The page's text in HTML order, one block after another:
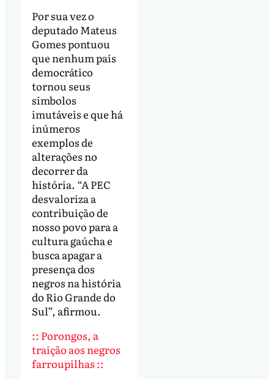
Por sua vez o
deputado Mateus
Gomes pontuou
que nenhum país
democrático
tornou seus
símbolos
imutáveis e que há
inúmeros
exemplos de
alterações no
decorrer da
história. “A PEC
desvaloriza a
contribuição de
nosso povo para a
cultura gaúcha e
busca apagar a
presença dos
negros na história
do Rio Grande do
Sul”, afirmou.
:: Porongos, a
traição aos negros
farroupilhas ::